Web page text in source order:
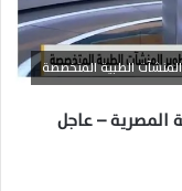
الطبية المتخصصة